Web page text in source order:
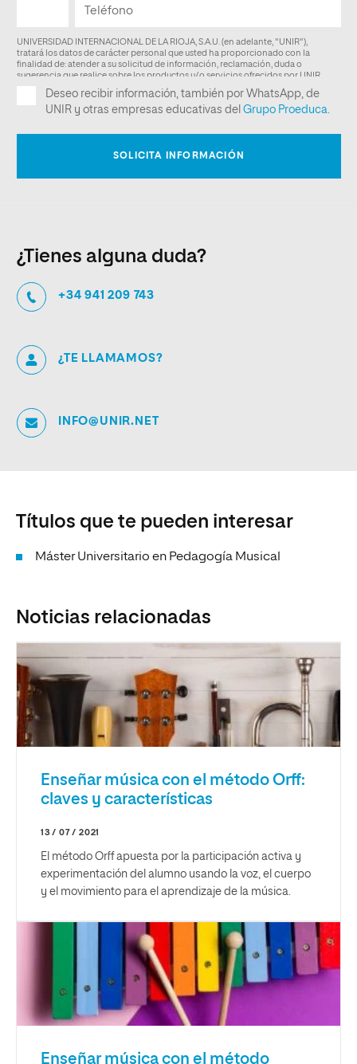
¿Tienes alguna duda?
+34 941 209 743
¿TE LLAMAMOS?
INFO@UNIR.NET
Títulos que te pueden interesar
Máster Universitario en Pedagogía Musical
Noticias relacionadas
Enseñar música con el método Orff:
claves y características
13 / 07 / 2021
El método Orff apuesta por la participación activa y
experimentación del alumno usando la voz, el cuerpo
y el movimiento para el aprendizaje de la música.
Enseñar música con el método